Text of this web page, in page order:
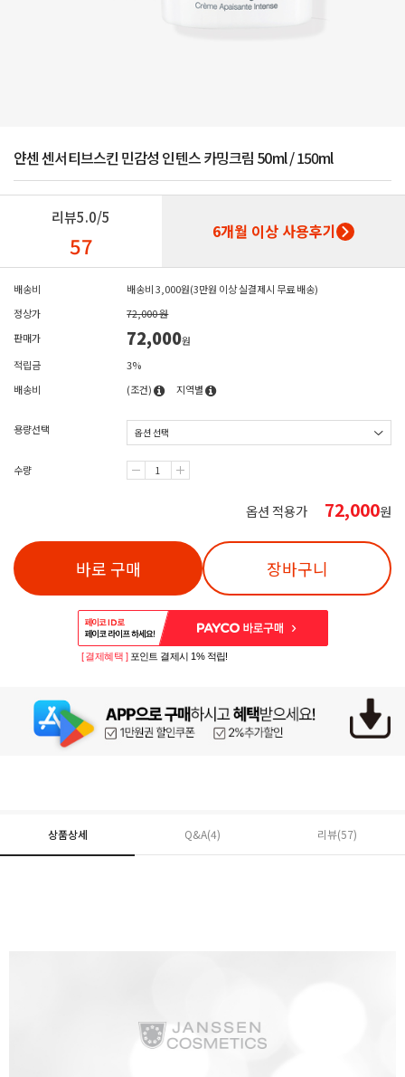
얀센 센서티브스킨 민감성 인텐스 카밍크림 50ml / 150ml
리뷰5.0/5
57 6개월 이상 사용후기
배송비
배송비 3,000원(3만원 이상 실결제시 무료 배송)
정상가
72,000 원
판매가
72,000원
적립금
3%
배송비
(조건) 지역별
용량선택
수량
옵션 적용가 72,000원
바로 구매 장바구니
[ 결제혜택 ] 포인트 결제시 1% 적립!
상품상세 Q&A(4) 리뷰(57)